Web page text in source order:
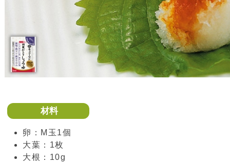
材料
卵：M玉1個
大葉：1枚
大根：10g